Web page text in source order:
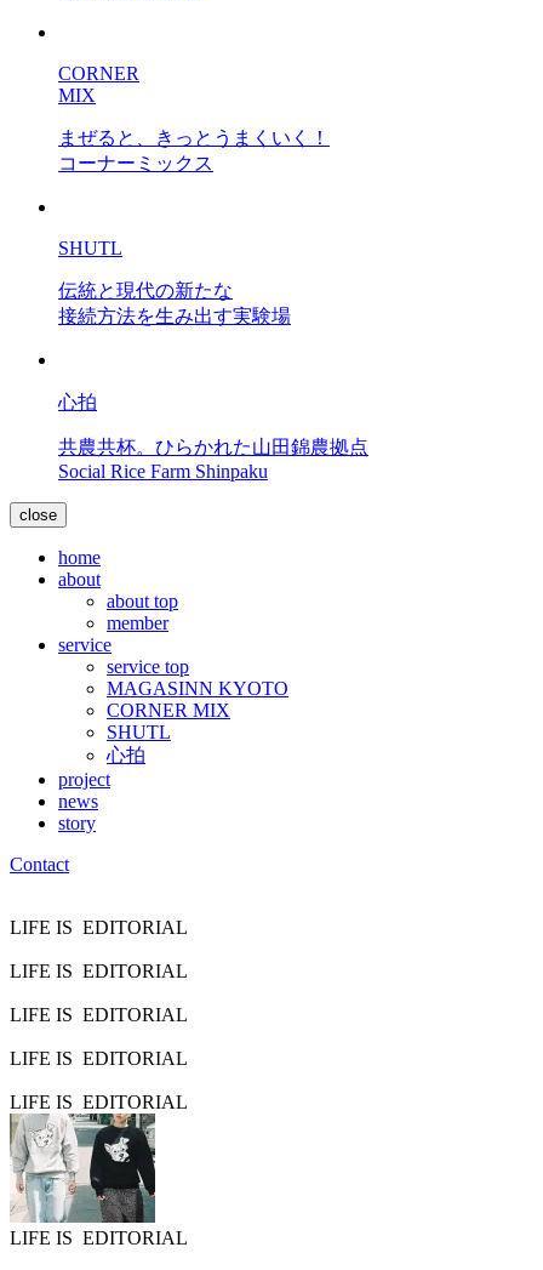
CORNER
MIX
まぜると、きっとうまくいく！
コーナーミックス
SHUTL
伝統と現代の新たな
接続方法を生み出す実験場
心拍
共農共杯。ひらかれた山田錦農拠点
Social Rice Farm Shinpaku
close
home
about
about top
member
service
service top
MAGASINN KYOTO
CORNER MIX
SHUTL
心拍
project
news
story
Contact
LIFE IS EDITORIAL
LIFE IS EDITORIAL
LIFE IS EDITORIAL
LIFE IS EDITORIAL
LIFE IS EDITORIAL
LIFE IS EDITORIAL